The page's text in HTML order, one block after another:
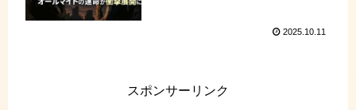
2025.10.11
スポンサーリンク